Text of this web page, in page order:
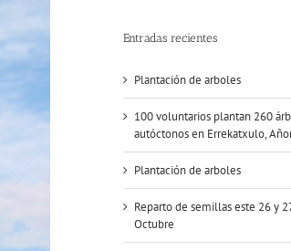
Entradas recientes
Plantación de arboles
100 voluntarios plantan 260
autóctonos en Errekatxulo,
Plantación de arboles
Reparto de semillas este 26 y
Octubre